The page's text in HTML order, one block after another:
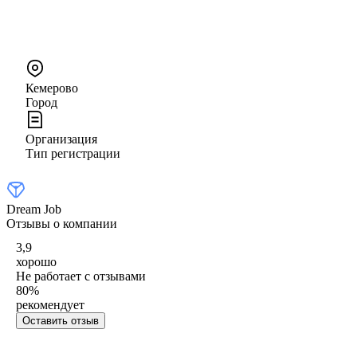
Кемерово
Город
Организация
Тип регистрации
Dream Job
Отзывы о компании
3,9
хорошо
Не работает с отзывами
80%
рекомендует
Оставить отзыв